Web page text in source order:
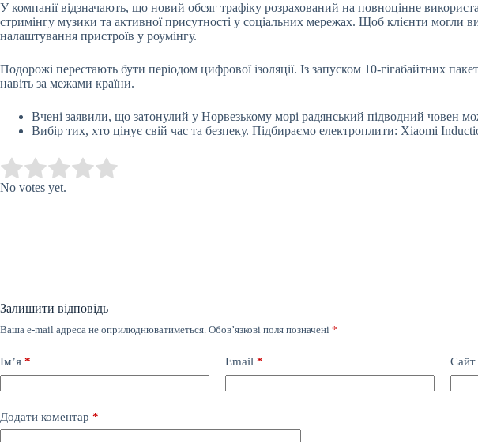
У компанії відзначають, що новий обсяг трафіку розрахований на повноцінне
стримінгу музики та активної присутності у соціальних мережах. Щоб клієнти могли
налаштування пристроїв у роумінгу.
Подорожі перестають бути періодом цифрової ізоляції. Із запуском 10-гігабайтних
навіть за межами країни.
Вчені заявили, що затонулий у Норвезькому морі радянський підводний човен
Вибір тих, хто цінує свій час та безпеку. Підбираємо електроплити: Xiaomi
Rate this item:
No votes yet.
Залишити відповідь
Ваша e-mail адреса не оприлюднюватиметься. Обов’язкові поля позначені *
Ім’я * Email * Сайт
Додати коментар *